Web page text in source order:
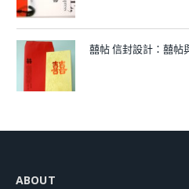
囍帖 信封設計：囍帖
ABOUT